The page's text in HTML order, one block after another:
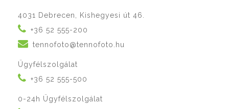
4031 Debrecen, Kishegyesi út 46.
+36 52 555-200
tennofoto@tennofoto.hu
Ügyfélszolgálat
+36 52 555-500
0-24h Ügyfélszolgálat